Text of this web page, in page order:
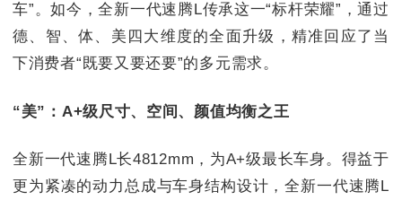
车”。如今，全新一代速腾L传承这一“标杆荣耀”，通过
德、智、体、美四大维度的全面升级，精准回应了当
下消费者“既要又要还要”的多元需求。
“美”：A+级尺寸、空间、颜值均衡之王
全新一代速腾L长4812mm，为A+级最长车身。得益于
更为紧凑的动力总成与车身结构设计，全新一代速腾L